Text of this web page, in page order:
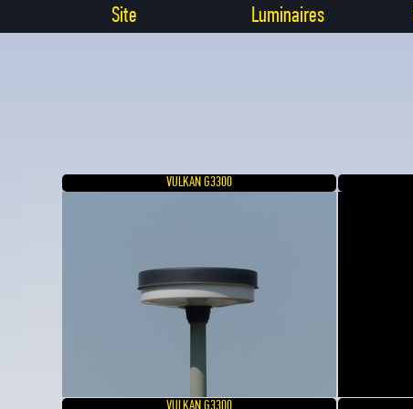
Site Luminaires
VULKAN G3300